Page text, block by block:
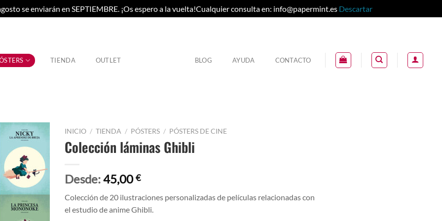
se enviarán en SEPTIEMBRE. ¡Os espero a la vuelta!Cualquier consulta en: info@papermint.es Descartar
TIENDA OUTLET BLOG AYUDA CONTACTO
INICIO / TIENDA / PÓSTERS / PÓSTERS DE CINE
Colección láminas Ghibli
Desde:45,00€
Colección de 20 ilustraciones personalizadas de películas relacionadas con
el estudio de anime Ghibli.